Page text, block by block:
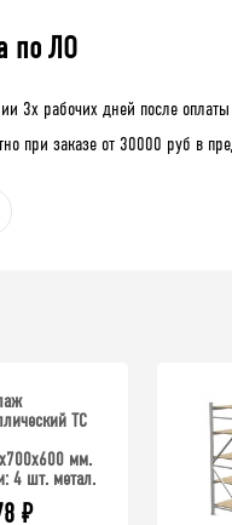
по ЛО
3х рабочих дней после
при заказе от 30000 руб в
ТС
мм.
4 шт. метал.
₽